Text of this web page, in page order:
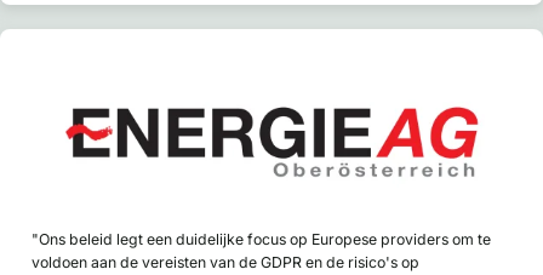
"Ons beleid legt een duidelijke focus op Europese providers om te
voldoen aan de vereisten van de GDPR en de risico's op